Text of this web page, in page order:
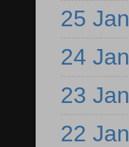
25 Jan
24 Jan
23 Jan
22 Jan